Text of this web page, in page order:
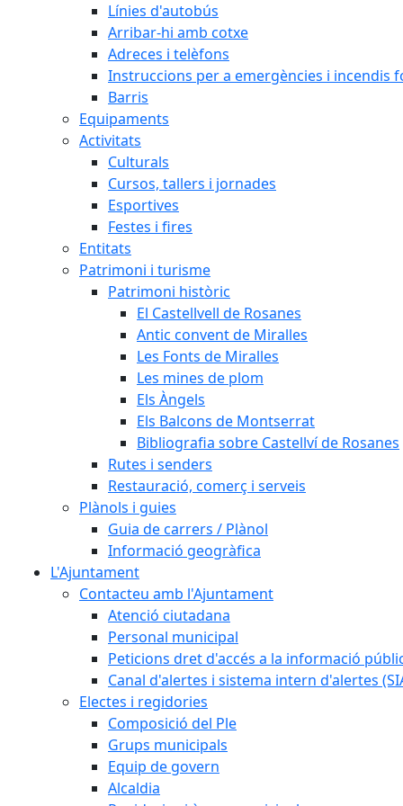
Línies d'autobús
Arribar-hi amb cotxe
Adreces i telèfons
Instruccions per a emergències i incendis
Barris
Equipaments
Activitats
Culturals
Cursos, tallers i jornades
Esportives
Festes i fires
Entitats
Patrimoni i turisme
Patrimoni històric
El Castellvell de Rosanes
Antic convent de Miralles
Les Fonts de Miralles
Les mines de plom
Els Àngels
Els Balcons de Montserrat
Bibliografia sobre Castellví de Rosanes
Rutes i senders
Restauració, comerç i serveis
Plànols i guies
Guia de carrers / Plànol
Informació geogràfica
L'Ajuntament
Contacteu amb l'Ajuntament
Atenció ciutadana
Personal municipal
Peticions dret d'accés a la informació
Canal d'alertes i sistema intern d'alertes
Electes i regidories
Composició del Ple
Grups municipals
Equip de govern
Alcaldia